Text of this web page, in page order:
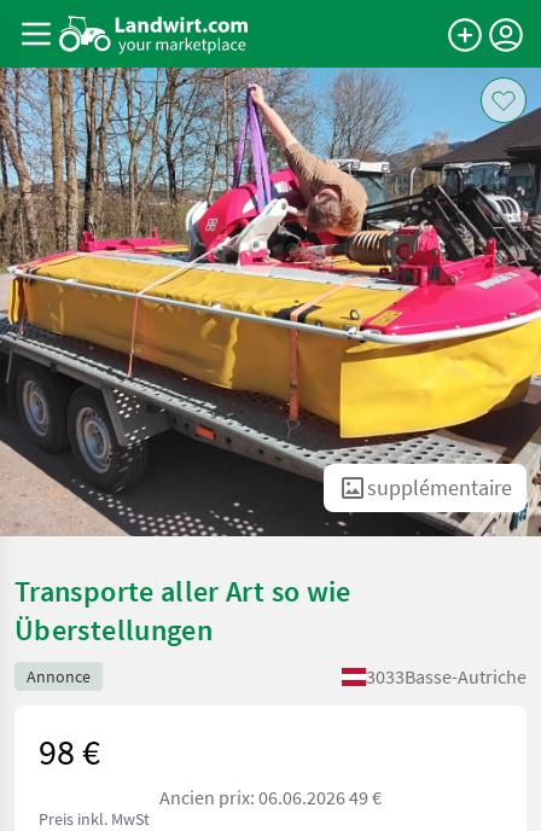
supplémentaire
Transporte aller Art so wie
Überstellungen
Annonce 3033Basse-Autriche
98 €
Ancien prix: 06.06.2026 49 €
Preis inkl. MwSt